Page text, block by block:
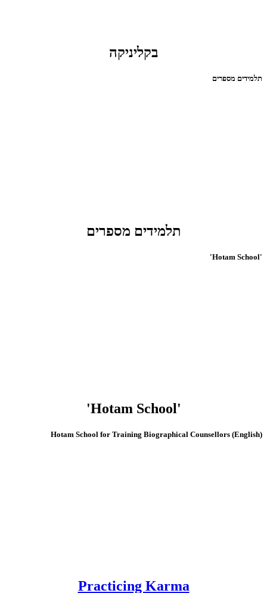
בקליניקה
תלמידים מספרים
תלמידים מספרים
'Hotam School'
'Hotam School'
(English) Hotam School for Training Biographical Counsellors
Practicing Karma